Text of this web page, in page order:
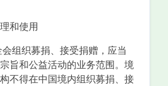
和使用
会组织募捐、接受捐赠，应当
旨和公益活动的业务范围。境
不得在中国境内组织募捐、接